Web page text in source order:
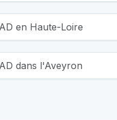
en Haute-Loire
dans l'Aveyron